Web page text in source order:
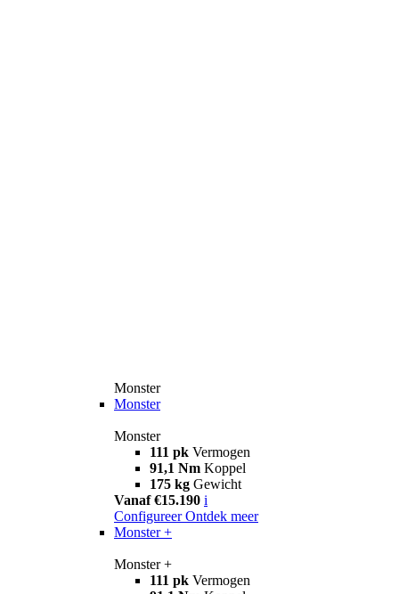
Monster
Monster
Monster
111 pk Vermogen
91,1 Nm Koppel
175 kg Gewicht
Vanaf €15.190 i
Configureer Ontdek meer
Monster +
Monster +
111 pk Vermogen